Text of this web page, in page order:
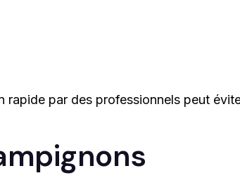
par des professionnels peut